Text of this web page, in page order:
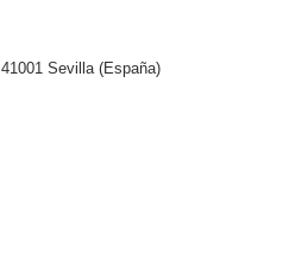
Sevilla (España)